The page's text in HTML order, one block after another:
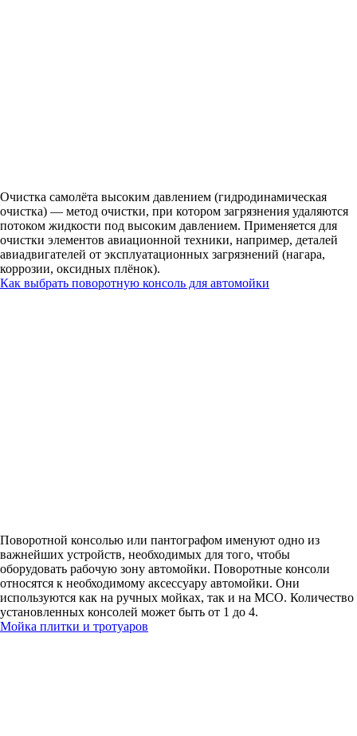
Очистка самолёта высоким давлением (гидродинамическая
очистка) — метод очистки, при котором загрязнения удаляются
потоком жидкости под высоким давлением. Применяется для
очистки элементов авиационной техники, например, деталей
авиадвигателей от эксплуатационных загрязнений (нагара,
коррозии, оксидных плёнок).
Как выбрать поворотную консоль для автомойки
Поворотной консолью или пантографом именуют одно из
важнейших устройств, необходимых для того, чтобы
оборудовать рабочую зону автомойки. Поворотные консоли
относятся к необходимому аксессуару автомойки. Они
используются как на ручных мойках, так и на МСО. Количество
установленных консолей может быть от 1 до 4.
Мойка плитки и тротуаров